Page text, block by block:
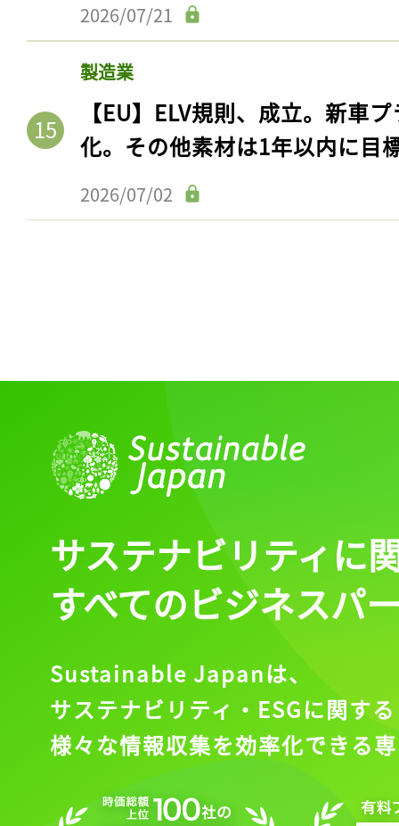
2026/07/21
製造業
【EU】ELV規則、成立。新車
化。その他素材は1年以内に目
2026/07/02
サステナビリティに
すべてのビジネスパ
Sustainable Japanは、
サステナビリティ・ESGに関する
様々な情報収集を効率化できる